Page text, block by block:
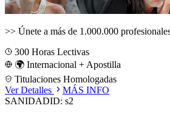
>> Únete a más de 1.000.000
300 Horas Lectivas
🌍 Internacional + Apostilla
Titulaciones Homologadas
Ver Detalles
MÁS INFO
SANIDADID: s2